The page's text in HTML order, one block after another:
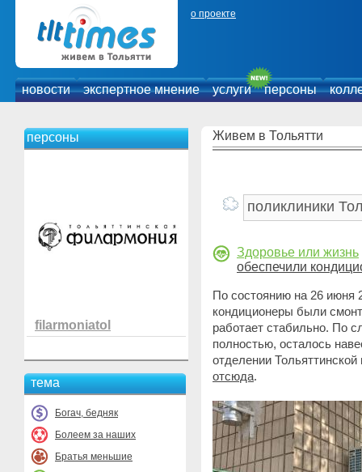
о проекте
новости экспертное мнение услуги персоны
персоны
filarmoniatol
тема
Богач, бедняк
Болеем за наших
Братья меньшие
Живем в Тольятти
Здоровье или жизнь
обеспечили
По состоянию на 26 июня
кондиционеры были
работает стабильно. По
полностью, осталось
отделении
отсюда.